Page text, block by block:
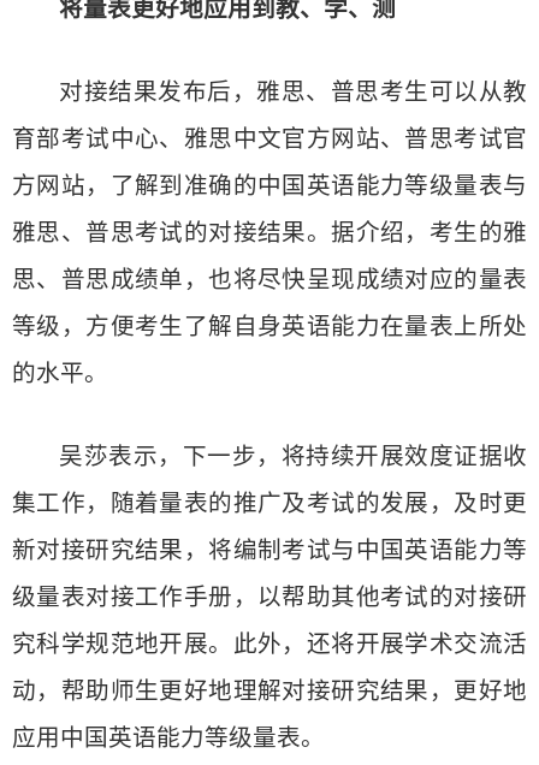
将量表更好地应用到教、学、测
对接结果发布后，雅思、普思考生可以从教
育部考试中心、雅思中文官方网站、普思考试官
方网站，了解到准确的中国英语能力等级量表与
雅思、普思考试的对接结果。据介绍，考生的雅
思、普思成绩单，也将尽快呈现成绩对应的量表
等级，方便考生了解自身英语能力在量表上所处
的水平。
吴莎表示，下一步，将持续开展效度证据收
集工作，随着量表的推广及考试的发展，及时更
新对接研究结果，将编制考试与中国英语能力等
级量表对接工作手册，以帮助其他考试的对接研
究科学规范地开展。此外，还将开展学术交流活
动，帮助师生更好地理解对接研究结果，更好地
应用中国英语能力等级量表。